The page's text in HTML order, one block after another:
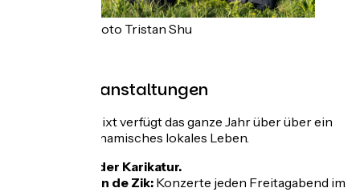
Credit photo Tristan Shu
Andere Veranstaltungen
Saint-Jean de Sixt verfügt das ganze Jahr über über ein
reiches und dynamisches lokales Leben.
Festival der Karikatur.
Saint Jean de Zik: Konzerte jeden Freitagabend im